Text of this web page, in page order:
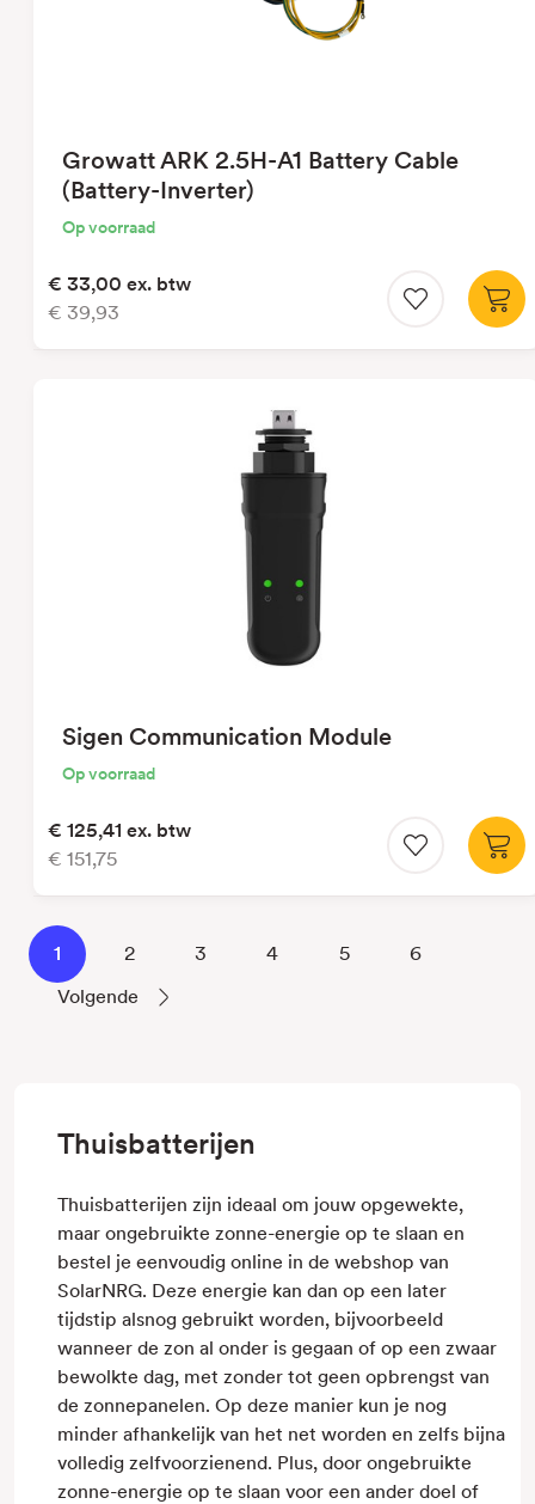
Growatt ARK 2.5H-A1 Battery Cable
(Battery-Inverter)
Op voorraad
€ 33,00 ex. btw
€ 39,93
Sigen Communication Module
Op voorraad
€ 125,41 ex. btw
€ 151,75
1 2 3 4 5
6
Volgende
Thuisbatterijen
Thuisbatterijen zijn ideaal om jouw opgewekte,
maar ongebruikte zonne-energie op te slaan en
bestel je eenvoudig online in de webshop van
SolarNRG. Deze energie kan dan op een later
tijdstip alsnog gebruikt worden, bijvoorbeeld
wanneer de zon al onder is gegaan of op een zwaar
bewolkte dag, met zonder tot geen opbrengst van
de zonnepanelen. Op deze manier kun je nog
minder afhankelijk van het net worden en zelfs bijna
volledig zelfvoorzienend. Plus, door ongebruikte
zonne-energie op te slaan voor een ander doel of